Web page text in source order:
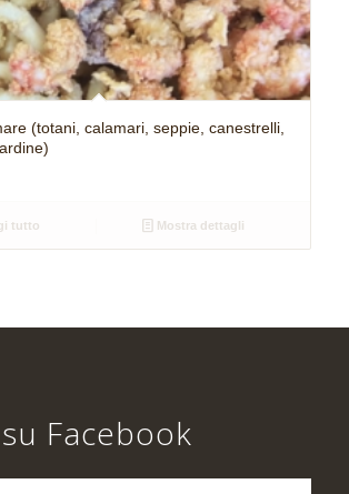
(totani, calamari, seppie, canestrelli,
tutto Mostra dettagli
Facebook